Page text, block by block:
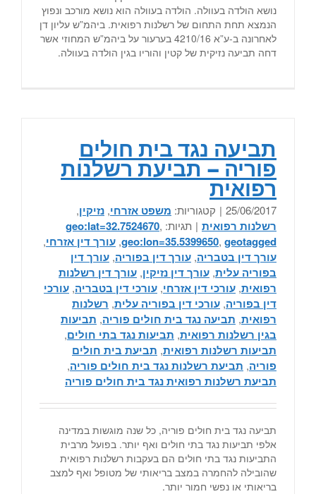
נושא הולדה בעוולה. הולדה בעוולה הוא נושא מורכב ונפוץ
הנמצא תחת התחום של רשלנות רפואית. ביהמ”ש עליון דן
לאחרונה ב-ע”א 4210/16 בערעור על ביהמ”ש המחוזי אשר
דחה תביעה נזיקית של קטין והוריו בגין הולדה בעוולה.
תביעה נגד בית חולים
פוריה – תביעת רשלנות
רפואית
25/06/2017
| קטגוריות: משפט אזרחי, נזיקין,
רשלנות רפואית | תגיות: geo:lat=32.7524670,
geo:lon=35.5399650, geotagged
, עורך דין אזרחי,
עורך דין בטבריה, עורך דין בפוריה, עורך דין
בפוריה עלית, עורך דין נזיקין, עורך דין רשלנות
רפואית, עורכי דין אזרחי, עורכי דין בטבריה, עורכי
דין בפוריה, עורכי דין בפוריה עלית, רשלנות
רפואית, תביעה נגד בית חולים פוריה, תביעות
בגין רשלנות רפואית, תביעות נגד בתי חולים,
תביעות רשלנות רפואית, תביעת בית חולים
פוריה, תביעת רשלנות נגד בית חולים פוריה,
תביעת רשלנות רפואית נגד בית חולים פוריה
תביעה נגד בית חולים פוריה, כל שנה מוגשות במדינה
אלפי תביעות נגד בתי חולים ואף יותר. בפועל מרבית
התביעות נגד בתי חולים הם בעקבות רשלנות רפואית
שהובילה להחמרה במצב בריאותי של מטופל ואף למצב
בריאותי או נפשי חמור יותר.